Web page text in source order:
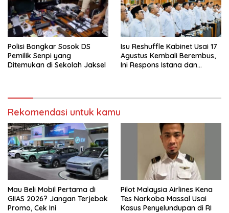
Polisi Bongkar Sosok DS
Pemilik Senpi yang
Ditemukan di Sekolah Jaksel
Isu Reshuffle Kabinet Usai 17
Agustus Kembali Berembus,
Ini Respons Istana dan
Rekomendasi untuk kamu
Mau Beli Mobil Pertama di
GIIAS 2026? Jangan Terjebak
Promo, Cek Ini
Pilot Malaysia Airlines Kena
Tes Narkoba Massal Usai
Kasus Penyelundupan di RI